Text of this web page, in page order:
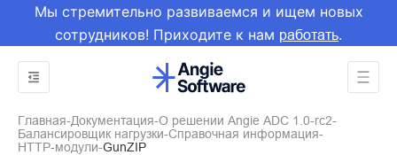
Мы стремительно развиваемся и ищем новых
сотрудников! Приходите к нам работать.
Главная Документация О решении Angie ADC 1.0-rc2
Балансировщик нагрузки Справочная информация
HTTP-модули GunZIP